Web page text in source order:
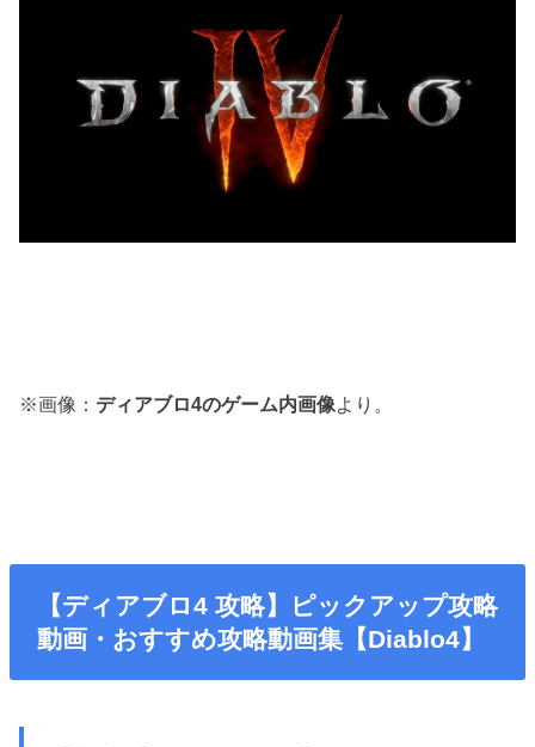
※画像： ディアブロ4のゲーム内画像より。
【ディアブロ4 攻略】ピックアップ攻略
動画・おすすめ攻略動画集【Diablo4】